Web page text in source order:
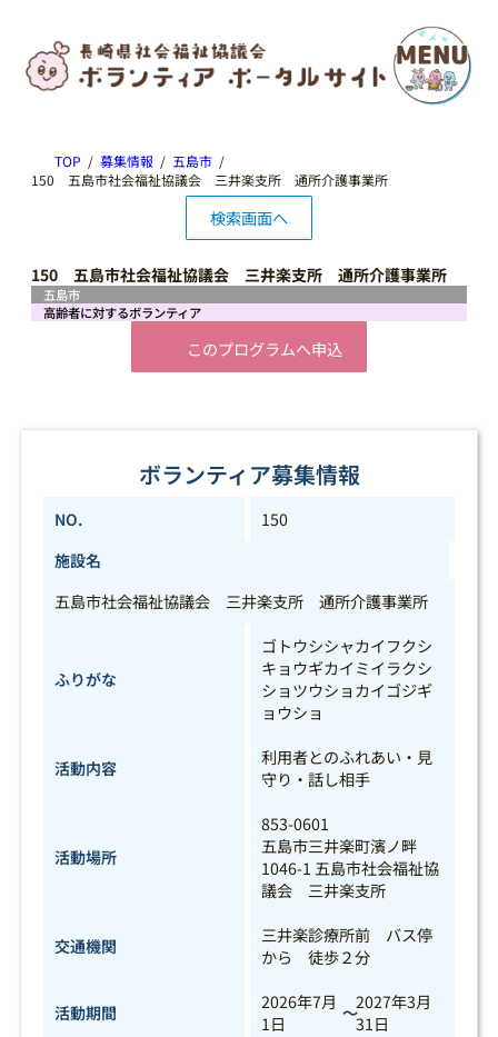
TOP 募集情報
五島市
150 五島市社会福祉協議会 三井楽支所 通所介護事業所
検索画面へ
150 五島市社会福祉協議会 三井楽支所 通所介護事業所
五島市
高齢者に対するボランティア
このプログラムへ申込
ボランティア募集情報
NO.
150
施設名
五島市社会福祉協議会 三井楽支所 通所介護事業所
ふりがな
ゴトウシシャカイフクシ
キョウギカイミイラクシ
ショツウショカイゴジギ
ョウショ
活動内容
利用者とのふれあい・見
守り・話し相手
活動場所
853-0601
五島市三井楽町濱ノ畔
1046-1 五島市社会福祉協
議会 三井楽支所
交通機関
三井楽診療所前 バス停
から 徒歩２分
活動期間
2026年7月
1日
～2027年3月
31日